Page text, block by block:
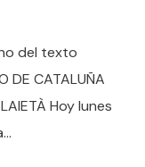
del texto
DE CATALUÑA
Hoy lunes